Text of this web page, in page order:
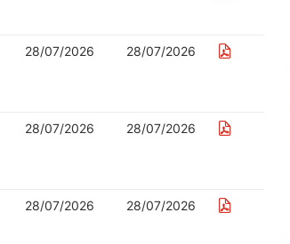
28/07/2026 28/07/2026
28/07/2026 28/07/2026
28/07/2026 28/07/2026